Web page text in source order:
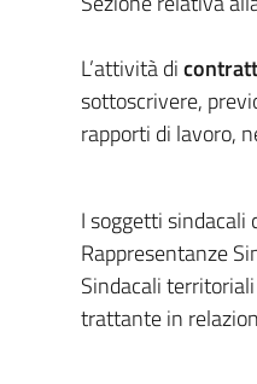
L’attività di
sottoscrivere,
rapporti di lavoro,
I soggetti sindacali
Rappresentanze
Sindacali
trattante in